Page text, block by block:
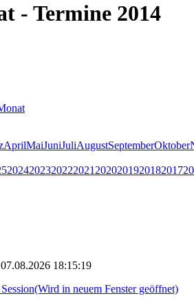
- Termine 2014
AprilMaiJuniJuliAugustSeptemberOktober
2024202320222021 2020201920182017
18:15:19
Session(Wird in neuem Fenster geöffnet)